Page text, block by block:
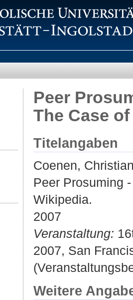
Peer
The Case
Titelangaben
Coenen,
Peer Prosuming
Wikipedia.
2007
Veranstaltung:
2007, San
Weitere